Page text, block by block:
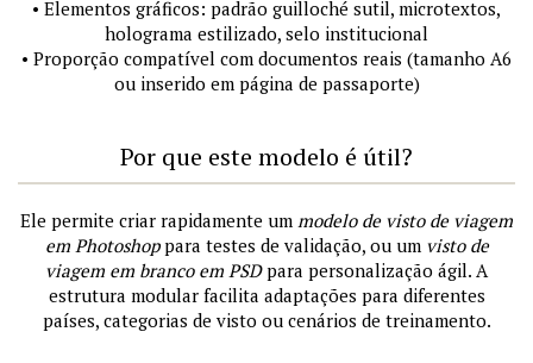
• Elementos gráficos: padrão guilloché sutil, microtextos,
holograma estilizado, selo institucional
• Proporção compatível com documentos reais (tamanho A6
ou inserido em página de passaporte)
Por que este modelo é útil?
Ele permite criar rapidamente um modelo de visto de viagem
em Photoshoppara testes de validação, ou um visto de
viagem em branco em PSDpara personalização ágil. A
estrutura modular facilita adaptações para diferentes
países, categorias de visto ou cenários de treinamento.